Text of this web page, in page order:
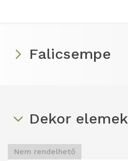
Falicsempe
Dekor elemek
Nem rendelhető